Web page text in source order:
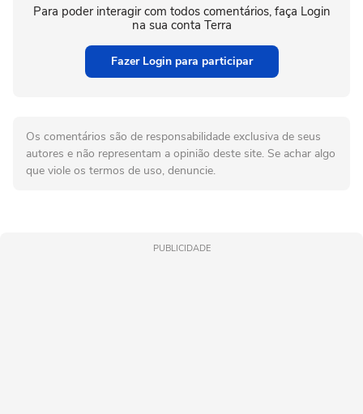
Para poder interagir com todos comentários, faça Login
na sua conta Terra
Fazer Login para participar
Os comentários são de responsabilidade exclusiva de seus
autores e não representam a opinião deste site. Se achar algo
que viole os termos de uso, denuncie.
PUBLICIDADE